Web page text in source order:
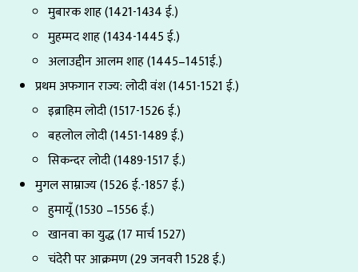
मुबारक शाह (1421-1434 ई.)
मुहम्मद शाह (1434-1445 ई.)
अलाउद्दीन आलम शाह (1445–1451ई.)
प्रथम अफगान राज्य: लोदी वंश (1451-1521 ई.)
इब्राहिम लोदी (1517-1526 ई.)
बहलोल लोदी (1451-1489 ई.)
सिकन्दर लोदी (1489-1517 ई.)
मुगल साम्राज्य (1526 ई.-1857 ई.)
हुमायूँ (1530 –1556 ई.)
खानवा का युद्ध (17 मार्च 1527)
चंदेरी पर आक्रमण (29 जनवरी 1528 ई.)